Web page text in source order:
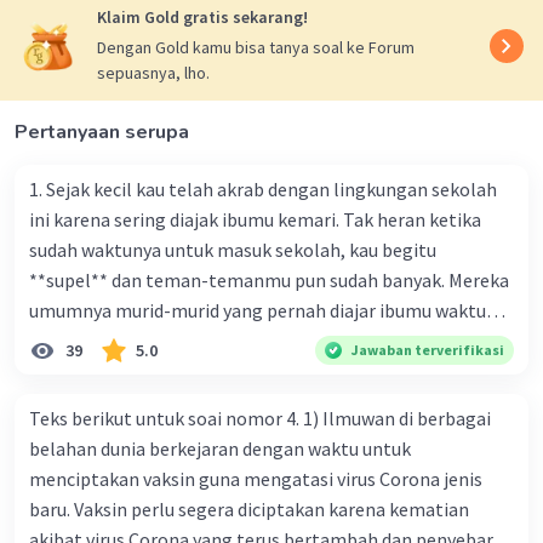
Pembagian piket kelas dan kerja bakti
"Jum'at Bersih" adalah contoh nyata dari
partisipasi aktif siswa dan guru dalam
menjaga kebersihan lingkungan sekolah.
merawat dan merespons lingkungan
mereka.
4. Dampak Kesehatan:
Kebersihan lingkungan sekolah juga
berdampak pada kesehatan siswa dan guru.
risiko penularan penyakit dan menciptakan
lingkungan yang lebih sehat secara
keseluruhan.
5. Menciptakan Hubungan yang Baik:
Klaim Gold gratis sekarang!
Dengan Gold kamu bisa tanya soal ke Forum
sepuasnya, lho.
Pertanyaan serupa
1. Sejak kecil kau telah akrab dengan lingkungan sekolah
ini karena sering diajak ibumu kemari. Tak heran ketika
sudah waktunya untuk masuk sekolah, kau begitu
**supel** dan teman-temanmu pun sudah banyak. Mereka
umumnya murid-murid yang pernah diajar ibumu waktu
kelas satu. Sedangkan aku? Aku waktu itu baru saja pindah
ke kota kecil ini. Makna kata bercetak tebal dalam kutipan
baik
39 5.0 Jawaban terverifikasi
Teks berikut untuk soai nomor 4. 1) Ilmuwan di berbagai
belahan dunia berkejaran dengan waktu untuk
menciptakan vaksin guna mengatasi virus Corona jenis
baru. Vaksin perlu segera diciptakan karena kematian